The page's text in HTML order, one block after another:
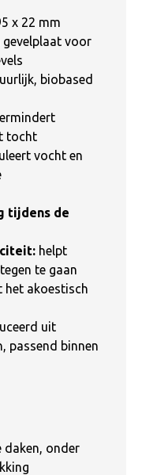
x 22 mm
voor
biobased
tocht
vocht en
tijdens de
helpt
te gaan
het akoestisch
uit
passend binnen
daken, onder